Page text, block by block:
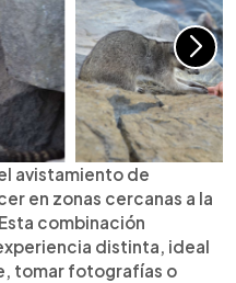
ideal para quienes
o
natural. Acajutla
entre
avistamiento de
en zonas cercanas a la
combinación
distinta, ideal
tomar fotografías o